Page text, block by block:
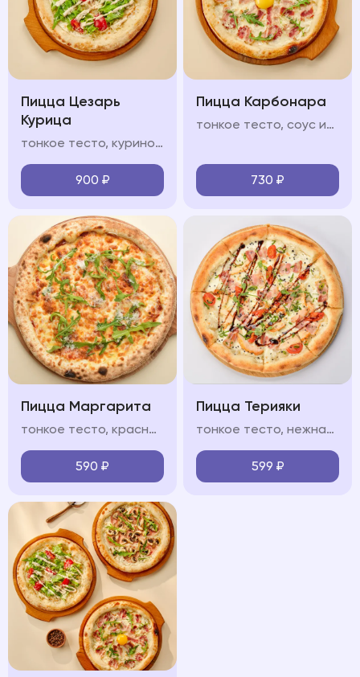
Пицца Цезарь
Курица
тонкое тесто, куриное филе, соус "Цезарь", помидоры черри, сливочный соус, моцарелла, зелень микс, пармезан
900 ₽
Пицца Карбонара
тонкое тесто, соус из томатов, моцарелла, бекон, пармезан, прованские травы, чеснок
730 ₽
Пицца Маргарита
тонкое тесто, красный/белый соус, моцарелла, руккола, пармезан
590 ₽
Пицца Терияки
тонкое тесто, нежная курица в сладковатом соусе терияки, моцарелла, сливочный белый соус, кунжут
599 ₽